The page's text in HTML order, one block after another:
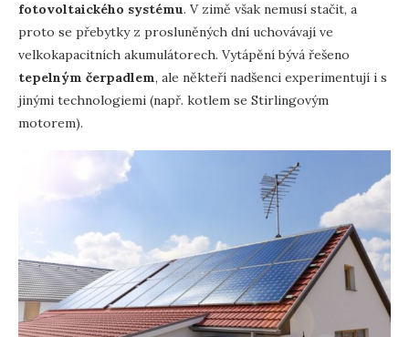
fotovoltaického systému. V zimě však nemusí stačit, a
proto se přebytky z prosluněných dní uchovávají ve
velkokapacitních akumulátorech. Vytápění bývá řešeno
tepelným čerpadlem, ale někteří nadšenci experimentují i s
jinými technologiemi (např. kotlem se Stirlingovým
motorem).